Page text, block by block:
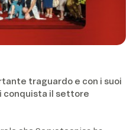
traguardo e con i suoi
conquista il settore